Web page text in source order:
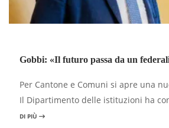
Gobbi: «Il futuro passa da un
Per Cantone e Comuni si apre una
Il Dipartimento delle istituzioni ha
DI PIÙ